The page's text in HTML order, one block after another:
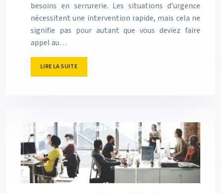
besoins en serrurerie. Les situations d’urgence
nécessitent une intervention rapide, mais cela ne
signifie pas pour autant que vous deviez faire
appel au…
LIRE LA SUITE